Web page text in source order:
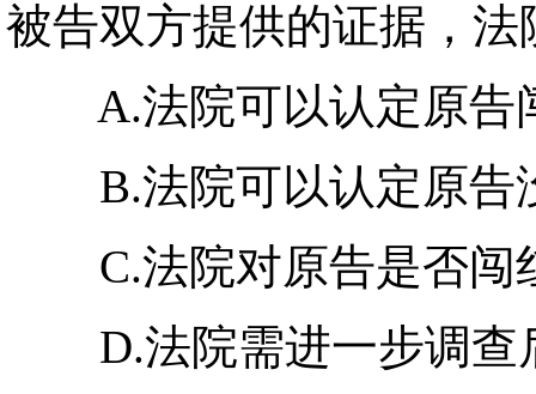
被告双方提供的证据，
A.法院可以认定原告
B.法院可以认定原告
C.法院对原告是否闯
D.法院需进一步调查